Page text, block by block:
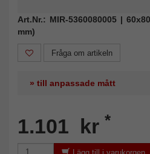
Art.Nr.: MIR-5360080005 |
mm)
Fråga om artikeln
» till anpassade mått
1.101 kr *